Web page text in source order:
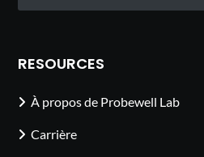
RESOURCES
À propos de Probewell Lab
Carrière